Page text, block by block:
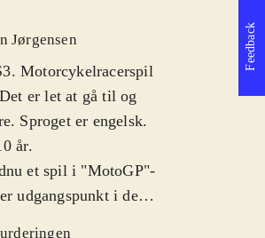
Jørgensen
Motorcykelracerspil
er let at gå til og
Sproget er engelsk.
år.
et spil i "MotoGP"-
udgangspunkt i de
Feedback